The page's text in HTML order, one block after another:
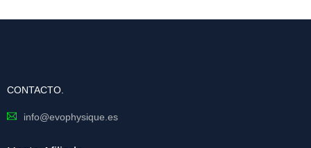
CONTACTO.
info@evophysique.es